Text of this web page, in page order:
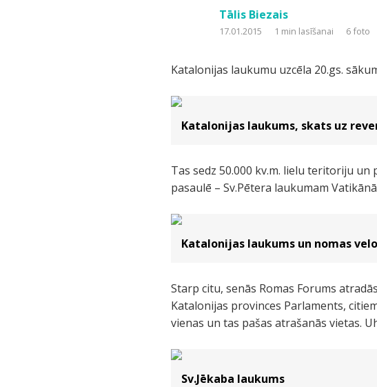
Tālis Biezais
17.01.2015 1 min lasīšanai 6 foto
Katalonijas laukumu uzcēla 20.gs.
Katalonijas laukums, skats uz
Tas sedz 50.000 kv.m. lielu teritoriju
pasaulē – Sv.Pētera laukumam
Katalonijas laukums un nomas
Starp citu, senās Romas Forums
Katalonijas provinces Parlaments,
vienas un tas pašas atrašanās vietas.
Sv.Jēkaba laukums